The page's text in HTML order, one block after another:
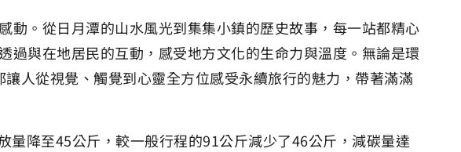
。從日月潭的山水風光到集集小鎮的歷史故事，每一站都精心
與在地居民的互動，感受地方文化的生命力與溫度。無論是環
人從視覺、觸覺到心靈全方位感受永續旅行的魅力，帶著滿滿
量降至45公斤，較一般行程的91公斤減少了46公斤，減碳量達